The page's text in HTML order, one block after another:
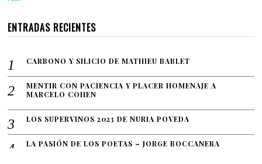
,
2
2
ENTRADAS RECIENTES
CARBONO Y SILICIO DE MATHIEU BABLET
MENTIR CON PACIENCIA Y PLACER HOMENAJE A
MARCELO COHEN
LOS SUPERVINOS 2023 DE NURIA POVEDA
LA PASIÓN DE LOS POETAS – JORGE BOCCANERA